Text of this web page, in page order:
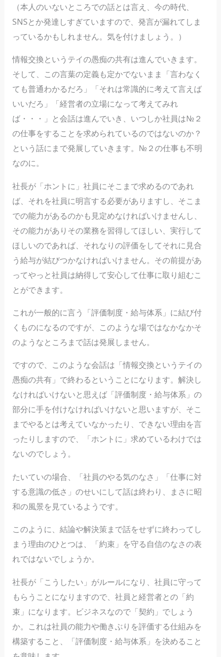
（本人のいないところでの話とは言え、今の時代、
SNSとか発達しすぎていますので、発言が漏れてしま
っているかもしれません。気を付けましょう。）
情報交換というテイの愚痴の共有は進んでいきます。
そして、この言葉の定義も定かでないまま「言わなく
ても普通わかるだろ」「それは常識的に考えて言えば
いいだろ」「経営者の立場になって考えてみれ
ば・・・」と会話は進んでいき、いつしか社員は№２
の仕事をすることを求められているのではないのか？
という話にまで発展していきます。№２の仕事も不明
なのに。
社長が「ホントに」社員にそこまで求めるのであれ
ば、それを社員に明言する必要がありますし、そこま
での能力があるのかも見定めなければいけませんし、
その能力がありその業務を習得してほしい、実行して
ほしいのであれば、それなりの評価をしてそれに見合
う給与が結びつかなければいけません。その前提があ
ってやっと社員は納得して安心して仕事に取り組むこ
とができます。
これが一般的に言う「評価制度・給与体系」に結び付
くものになるのですが、このような場ではなかなかそ
のようなところまで話は発展しません。
ですので、このような会話は「情報交換というテイの
愚痴の共有」で終わるということになります。解決し
なければいけないと思えば「評価制度・給与体系」の
部分に手を付けなければいけないと思いますが、そこ
までやるとは考えていなかったり、できない理由を言
ったりしますので、「ホントに」求めているわけでは
ないのでしょう。
たいていの場合、「社員のやる気のなさ」「仕事に対
する意識の低さ」のせいにして話は終わり、まさに昭
和の風景を見ているようです。
このように、結論や解決策まで話をせずに終わってし
まう理由のひとつは、「約束」を守る自信のなさの表
れではないでしょうか。
社長が「こうしたい」がルールになり、社員に守って
もらうことになりますので、社員と経営者との「約
束」になります。ビジネスなので「契約」でしょう
か。これは社員の能力や働きぶりを評価する仕組みを
構築すること、「評価制度・給与体系」を決めること